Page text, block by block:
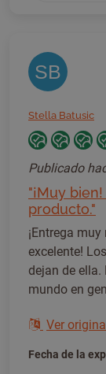
SB
Stella Batusic
Publicado
"¡Muy
producto."
¡Entrega
excelente!
dejan de
mundo en
Ver
Fecha de la